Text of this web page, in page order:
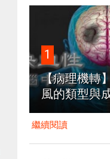
1
【病理機轉
風的類型與
繼續閱讀